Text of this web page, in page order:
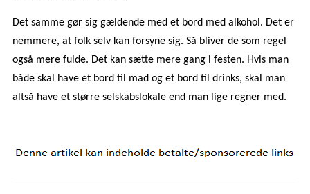
Det samme gør sig gældende med et bord med alkohol. Det er
nemmere, at folk selv kan forsyne sig. Så bliver de som regel
også mere fulde. Det kan sætte mere gang i festen. Hvis man
både skal have et bord til mad og et bord til drinks, skal man
altså have et større selskabslokale end man lige regner med.